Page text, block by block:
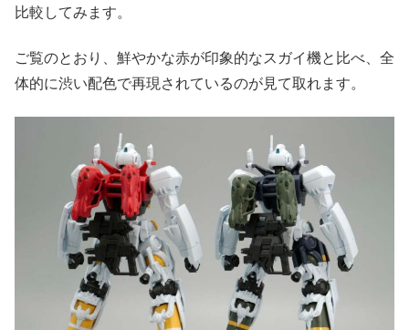
比較してみます。
ご覧のとおり、鮮やかな赤が印象的なスガイ機と比べ、全
体的に渋い配色で再現されているのが見て取れます。